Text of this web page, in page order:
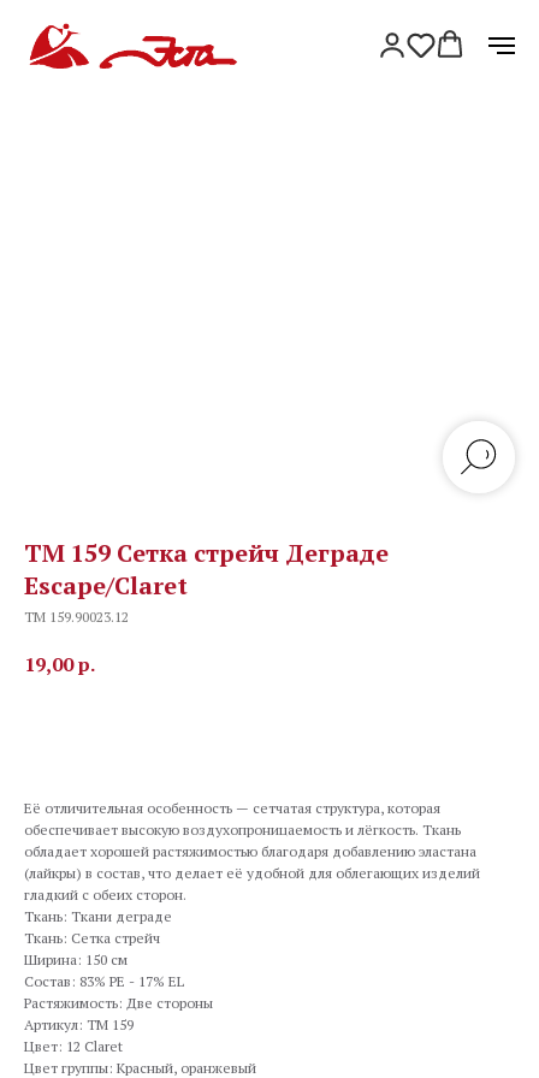
TM 159 Сетка стрейч Деграде
Escape/Claret
TM 159.90023.12
19,00р.
Её отличительная особенность — сетчатая структура, которая
обеспечивает высокую воздухопроницаемость и лёгкость. Ткань
обладает хорошей растяжимостью благодаря добавлению эластана
(лайкры) в состав, что делает её удобной для облегающих изделий
гладкий с обеих сторон.
Ткань: Ткани деграде
Ткань: Сетка стрейч
Ширина: 150 см
Состав: 83% PE - 17% EL
Растяжимость: Две стороны
Артикул: TM 159
Цвет: 12 Claret
Цвет группы: Красный, оранжевый